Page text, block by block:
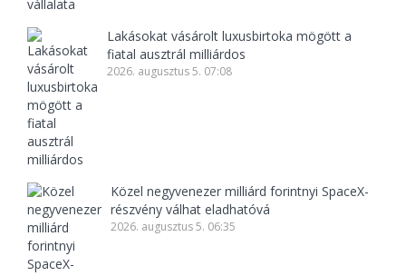
Lakásokat vásárolt luxusbirtoka mögött a
fiatal ausztrál milliárdos
2026. augusztus 5. 07:08
Közel negyvenezer milliárd forintnyi SpaceX-
részvény válhat eladhatóvá
2026. augusztus 5. 06:35